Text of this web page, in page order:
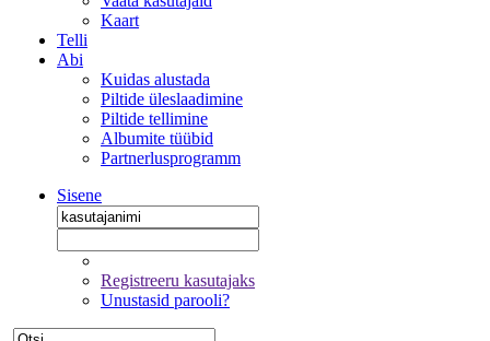
Kaart
Telli
Abi
Kuidas alustada
Piltide üleslaadimine
Piltide tellimine
Albumite tüübid
Partnerlusprogramm
Sisene
Registreeru kasutajaks
Unustasid parooli?